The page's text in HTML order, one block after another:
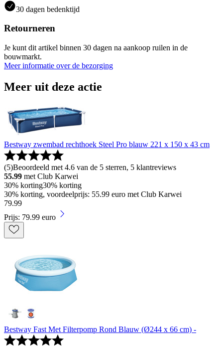
30 dagen bedenktijd
Retourneren
Je kunt dit artikel binnen 30 dagen na aankoop ruilen in de
bouwmarkt.
Meer informatie over de bezorging
Meer uit deze actie
Bestway zwembad rechthoek Steel Pro blauw 221 x 150 x 43 cm
(5)Beoordeeld met 4.6 van de 5 sterren, 5 klantreviews
55.99 met Club Karwei
30% korting30% korting
30% korting, voordeelprijs: 55.99 euro met Club Karwei
79.99
Prijs: 79.99 euro
Bestway Fast Met Filterpomp Rond Blauw (Ø244 x 66 cm) -